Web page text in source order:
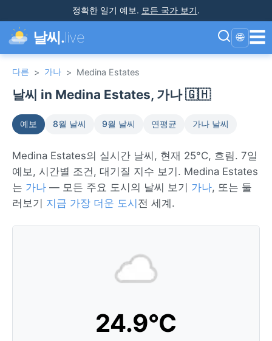
정확한 일기 예보. 모든 국가 보기.
날씨.live 🌐 ☰
다른 > 가나 > Medina Estates
날씨 in Medina Estates, 가나 🇬🇭
예보 8월 날씨 9월 날씨 연평균 가나 날씨
Medina Estates의 실시간 날씨, 현재 25°C, 흐림. 7일
예보, 시간별 조건, 대기질 지수 보기. Medina Estates
는 가나 — 모든 주요 도시의 날씨 보기 가나, 또는 둘
러보기 지금 가장 더운 도시 전 세계.
24.9°C